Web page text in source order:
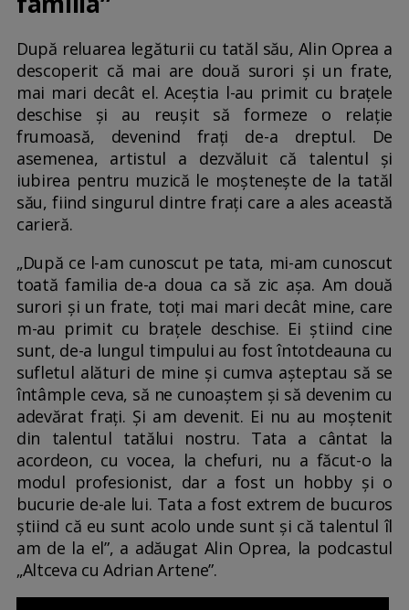
După reluarea legăturii cu tatăl său, Alin Oprea a
descoperit că mai are două surori și un frate,
mai mari decât el. Aceștia l-au primit cu brațele
deschise și au reușit să formeze o relație
frumoasă, devenind frați de-a dreptul. De
asemenea, artistul a dezvăluit că talentul și
iubirea pentru muzică le moștenește de la tatăl
său, fiind singurul dintre frați care a ales această
carieră.
„După ce l-am cunoscut pe tata, mi-am cunoscut
toată familia de-a doua ca să zic așa. Am două
surori și un frate, toți mai mari decât mine, care
m-au primit cu brațele deschise. Ei știind cine
sunt, de-a lungul timpului au fost întotdeauna cu
sufletul alături de mine și cumva așteptau să se
întâmple ceva, să ne cunoaștem și să devenim cu
adevărat frați. Și am devenit. Ei nu au moștenit
din talentul tatălui nostru. Tata a cântat la
acordeon, cu vocea, la chefuri, nu a făcut-o la
modul profesionist, dar a fost un hobby și o
bucurie de-ale lui. Tata a fost extrem de bucuros
știind că eu sunt acolo unde sunt și că talentul îl
am de la el”, a adăugat Alin Oprea, la podcastul
„Altceva cu Adrian Artene”.